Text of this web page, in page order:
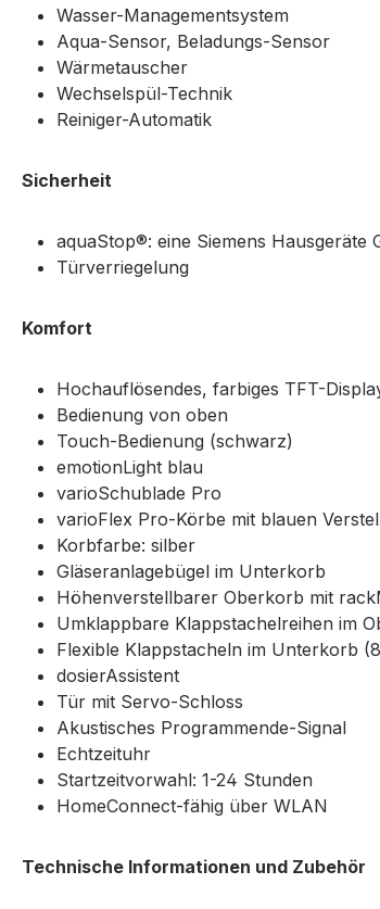
Wasser-Managementsystem
Aqua-Sensor, Beladungs-Sensor
Wärmetauscher
Wechselspül-Technik
Reiniger-Automatik
Sicherheit
aquaStop®: eine Siemens Hausgeräte
Türverriegelung
Komfort
Hochauflösendes, farbiges TFT-
Bedienung von oben
Touch-Bedienung (schwarz)
emotionLight blau
varioSchublade Pro
varioFlex Pro-Körbe mit blauen
Korbfarbe: silber
Gläseranlagebügel im Unterkorb
Höhenverstellbarer Oberkorb mit
Umklappbare Klappstachelreihen im
Flexible Klappstacheln im Unterkorb
dosierAssistent
Tür mit Servo-Schloss
Akustisches Programmende-Signal
Echtzeituhr
Startzeitvorwahl: 1-24 Stunden
HomeConnect-fähig über WLAN
Technische Informationen und Zubehör